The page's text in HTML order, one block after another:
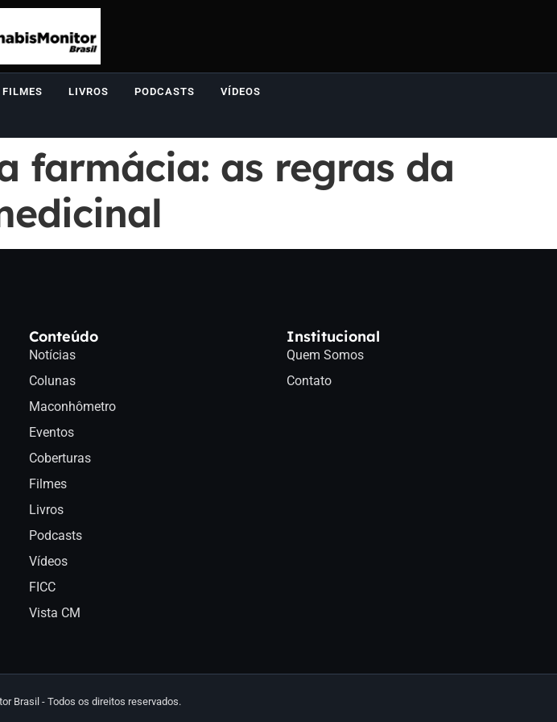
FILMES LIVROS PODCASTS VÍDEOS
farmácia: as regras da
Conteúdo
Notícias
Colunas
Maconhômetro
Eventos
Coberturas
Filmes
Livros
Podcasts
Vídeos
FICC
Vista CM
Institucional
Quem Somos
Contato
Brasil - Todos os direitos reservados.